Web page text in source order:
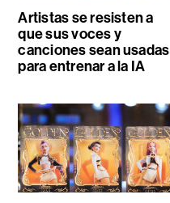
Artistas se resisten a
que sus voces y
canciones sean usadas
para entrenar a la IA